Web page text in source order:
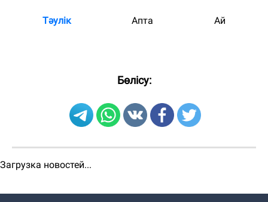
Тәулік Апта Ай
Бөлісу:
Загрузка новостей...